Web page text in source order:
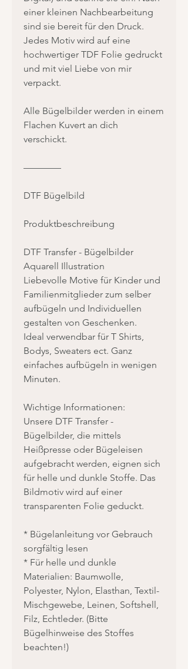
einer kleinen Nachbearbeitung
sind sie bereit für den Druck.
Jedes Motiv wird auf eine
hochwertiger TDF Folie gedruckt
und mit viel Liebe von mir
verpackt.
Alle Bügelbilder werden in einem
Flachen Kuvert an dich
verschickt.
————
DTF Bügelbild
Produktbeschreibung
DTF Transfer - Bügelbilder
Aquarell Illustration
Liebevolle Motive für Kinder und
Familienmitglieder zum selber
aufbügeln und Individuellen
gestalten von Geschenken.
Ideal verwendbar für T Shirts,
Bodys, Sweaters ect. Ganz
einfaches aufbügeln in wenigen
Minuten.
Wichtige Informationen:
Unsere DTF Transfer -
Bügelbilder, die mittels
Heißpresse oder Bügeleisen
aufgebracht werden, eignen sich
für helle und dunkle Stoffe. Das
Bildmotiv wird auf einer
transparenten Folie geduckt.
* Bügelanleitung vor Gebrauch
sorgfältig lesen
* Für helle und dunkle
Materialien: Baumwolle,
Polyester, Nylon, Elasthan, Textil-
Mischgewebe, Leinen, Softshell,
Filz, Echtleder. (Bitte
Bügelhinweise des Stoffes
beachten!)